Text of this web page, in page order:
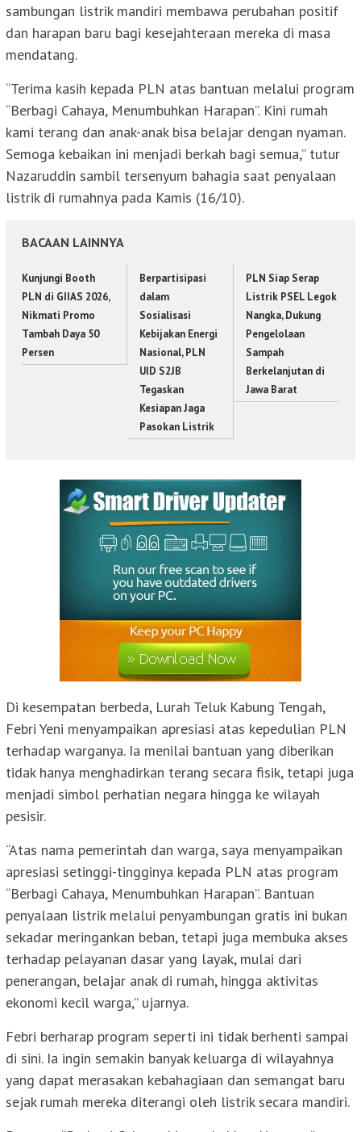
sambungan listrik mandiri membawa perubahan positif
dan harapan baru bagi kesejahteraan mereka di masa
mendatang.
“Terima kasih kepada PLN atas bantuan melalui program
“Berbagi Cahaya, Menumbuhkan Harapan”. Kini rumah
kami terang dan anak-anak bisa belajar dengan nyaman.
Semoga kebaikan ini menjadi berkah bagi semua,” tutur
Nazaruddin sambil tersenyum bahagia saat penyalaan
listrik di rumahnya pada Kamis (16/10).
BACAAN LAINNYA
Kunjungi Booth
PLN di GIIAS 2026,
Nikmati Promo
Tambah Daya 50
Persen
Berpartisipasi
dalam
Sosialisasi
Kebijakan Energi
Nasional, PLN
UID S2JB
Tegaskan
Kesiapan Jaga
Pasokan Listrik
PLN Siap Serap
Listrik PSEL Legok
Nangka, Dukung
Pengelolaan
Sampah
Berkelanjutan di
Jawa Barat
Di kesempatan berbeda, Lurah Teluk Kabung Tengah,
Febri Yeni menyampaikan apresiasi atas kepedulian PLN
terhadap warganya. Ia menilai bantuan yang diberikan
tidak hanya menghadirkan terang secara fisik, tetapi juga
menjadi simbol perhatian negara hingga ke wilayah
pesisir.
“Atas nama pemerintah dan warga, saya menyampaikan
apresiasi setinggi-tingginya kepada PLN atas program
“Berbagi Cahaya, Menumbuhkan Harapan”. Bantuan
penyalaan listrik melalui penyambungan gratis ini bukan
sekadar meringankan beban, tetapi juga membuka akses
terhadap pelayanan dasar yang layak, mulai dari
penerangan, belajar anak di rumah, hingga aktivitas
ekonomi kecil warga,” ujarnya.
Febri berharap program seperti ini tidak berhenti sampai
di sini. Ia ingin semakin banyak keluarga di wilayahnya
yang dapat merasakan kebahagiaan dan semangat baru
sejak rumah mereka diterangi oleh listrik secara mandiri.